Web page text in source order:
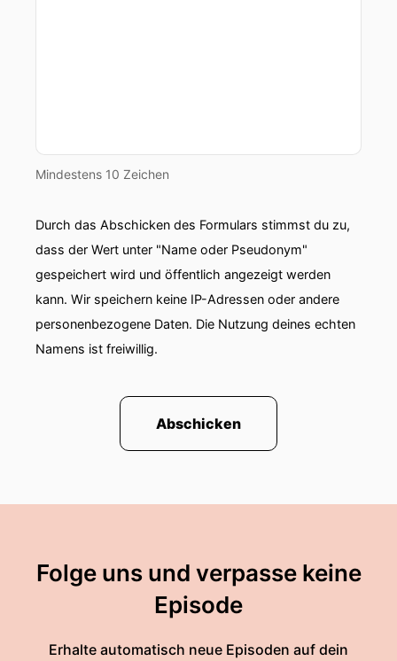
Mindestens 10 Zeichen
Durch das Abschicken des Formulars stimmst du zu,
dass der Wert unter "Name oder Pseudonym"
gespeichert wird und öffentlich angezeigt werden
kann. Wir speichern keine IP-Adressen oder andere
personenbezogene Daten. Die Nutzung deines echten
Namens ist freiwillig.
Abschicken
Folge uns und verpasse keine
Episode
Erhalte automatisch neue Episoden auf dein